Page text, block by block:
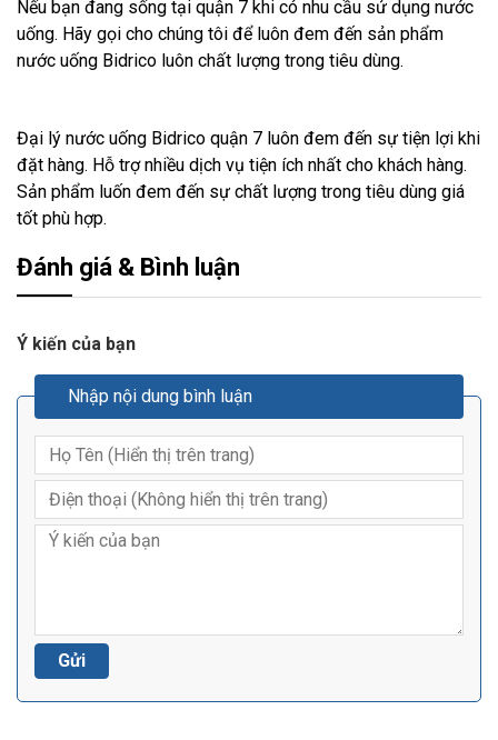
Nếu bạn đang sống tại quận 7 khi có nhu cầu sử dụng nước
uống. Hãy gọi cho chúng tôi để luôn đem đến sản phẩm
nước uống Bidrico luôn chất lượng trong tiêu dùng.
Đại lý nước uống Bidrico quận 7 luôn đem đến sự tiện lợi khi
đặt hàng. Hỗ trợ nhiều dịch vụ tiện ích nhất cho khách hàng.
Sản phẩm luốn đem đến sự chất lượng trong tiêu dùng giá
tốt phù hợp.
Đánh giá & Bình luận
Ý kiến của bạn
Nhập nội dung bình luận